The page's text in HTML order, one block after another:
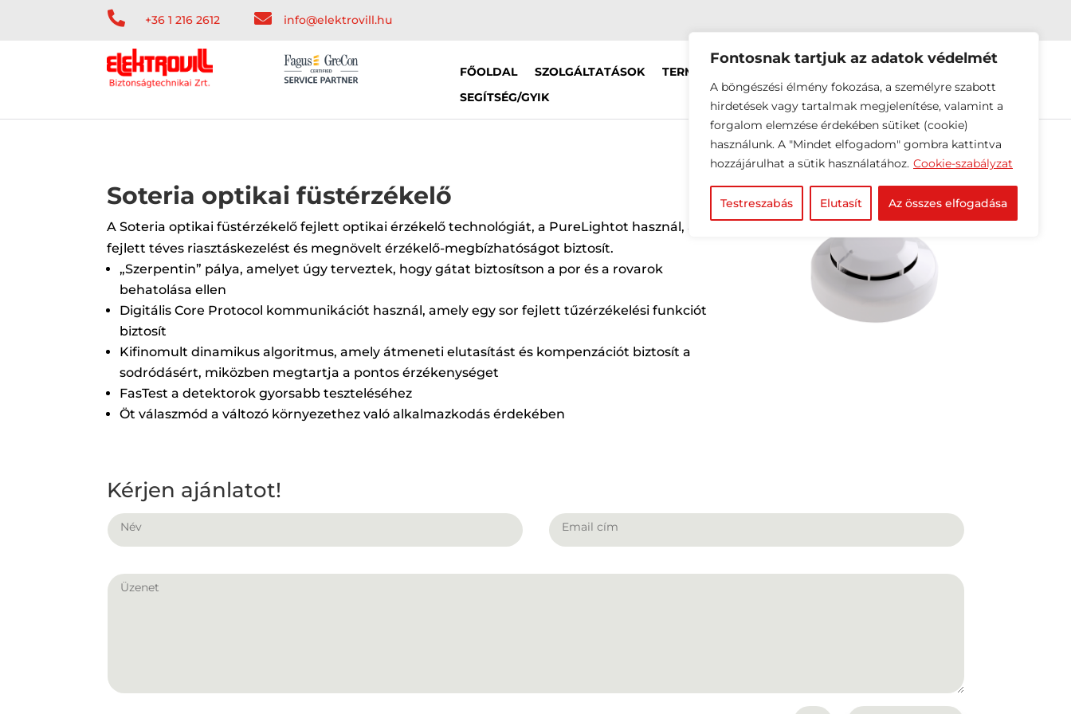
Fontosnak tartjuk az adatok védelmét
A böngészési élmény fokozása, a személyre szabott
hirdetések vagy tartalmak megjelenítése, valamint a
forgalom elemzése érdekében sütiket (cookie)
használunk. A "Mindet elfogadom" gombra kattintva
hozzájárulhat a sütik használatához. Cookie-szabályzat
Testreszabás Elutasít Az összes elfogadása
 +36 1 216 2612  info@elektrovill.hu
FŐOLDAL SZOLGÁLTATÁSOK TERMÉKEINK
SEGÍTSÉG/GYIK
Soteria optikai füstérzékelő
A Soteria optikai füstérzékelő fejlett optikai érzékelő technológiát, a PureLightot használ, amely
fejlett téves riasztáskezelést és megnövelt érzékelő-megbízhatóságot biztosít.
„Szerpentin” pálya, amelyet úgy terveztek, hogy gátat biztosítson a por és a rovarok
behatolása ellen
Digitális Core Protocol kommunikációt használ, amely egy sor fejlett tűzérzékelési funkciót
biztosít
Kifinomult dinamikus algoritmus, amely átmeneti elutasítást és kompenzációt biztosít a
sodródásért, miközben megtartja a pontos érzékenységet
FasTest a detektorok gyorsabb teszteléséhez
Öt válaszmód a változó környezethez való alkalmazkodás érdekében
Kérjen ajánlatot!